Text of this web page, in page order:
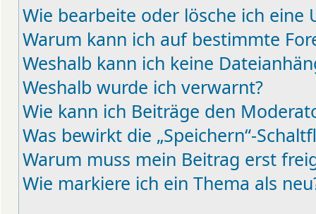
Wie bearbeite oder lösche ich eine
Warum kann ich auf bestimmte
Weshalb kann ich keine
Weshalb wurde ich verwarnt?
Wie kann ich Beiträge den
Was bewirkt die „Speichern“-
Warum muss mein Beitrag erst
Wie markiere ich ein Thema als